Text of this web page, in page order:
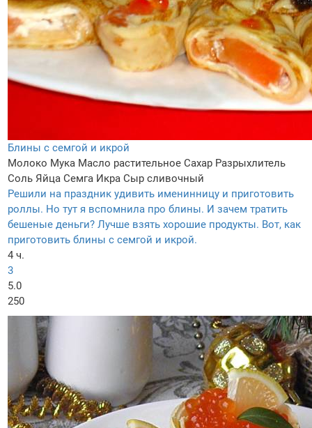
Блины с семгой и икрой
Молоко Мука Масло растительное Сахар Разрыхлитель
Соль Яйца Семга Икра Сыр сливочный
Решили на праздник удивить именинницу и приготовить
роллы. Но тут я вспомнила про блины. И зачем тратить
бешеные деньги? Лучше взять хорошие продукты. Вот, как
приготовить блины с семгой и икрой.
4 ч.
3
5.0
250